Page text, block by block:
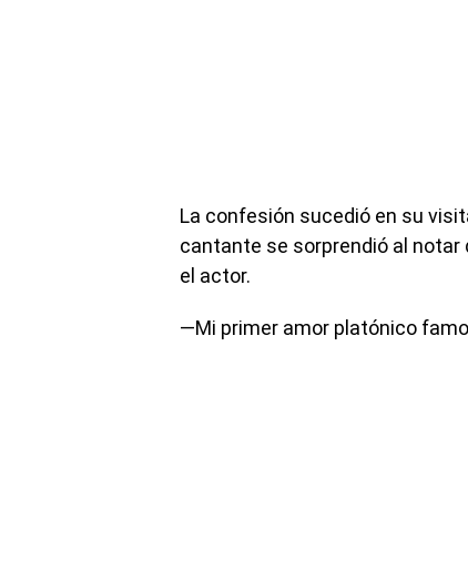
La confesión sucedió en su
cantante se sorprendió al notar
el actor.
—Mi primer amor platónico